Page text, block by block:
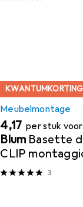
KWANTUMKORTING
Meubelmontage
EUR
4,17 per stuk
Blum Basette
CLIP
3